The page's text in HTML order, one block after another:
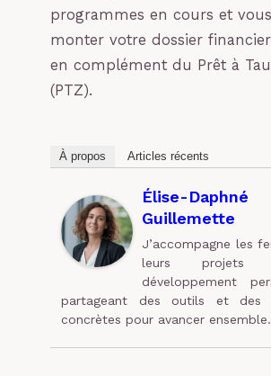
programmes en cours et
monter votre dossier
en complément du Prêt à
(PTZ).
À propos Articles récents
Élise-Daphné
Guillemette
J’accompagne les
leurs
développement
partageant des outils et des
concrètes pour avancer ensemble.